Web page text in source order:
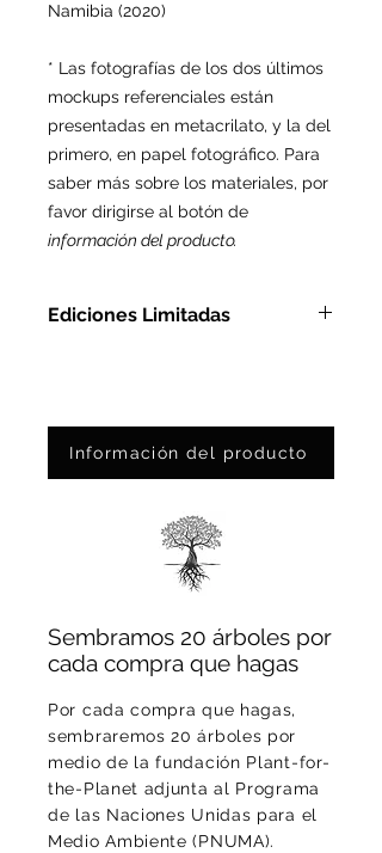
Namibia (2020)
* Las fotografías de los dos últimos
mockups referenciales están
presentadas en metacrilato, y la del
primero, en papel fotográfico. Para
saber más sobre los materiales, por
favor dirigirse al botón de
información del producto.
Ediciones Limitadas
Información del producto
Sembramos 20 árboles por
cada compra que hagas
Por cada compra que hagas,
sembraremos 20 árboles por
medio de la fundación Plant-for-
the-Planet adjunta al Programa
de las Naciones Unidas para el
Medio Ambiente (PNUMA).